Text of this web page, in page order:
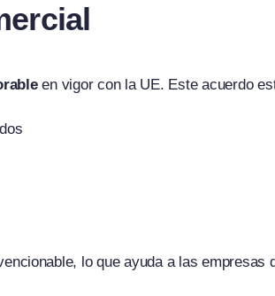
en vigor con la UE. Este acuerdo
lo que ayuda a las empresas